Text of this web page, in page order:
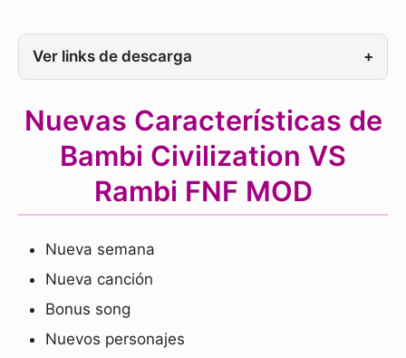
Ver links de descarga +
Nuevas Características de
Bambi Civilization VS
Rambi FNF MOD
Nueva semana
Nueva canción
Bonus song
Nuevos personajes